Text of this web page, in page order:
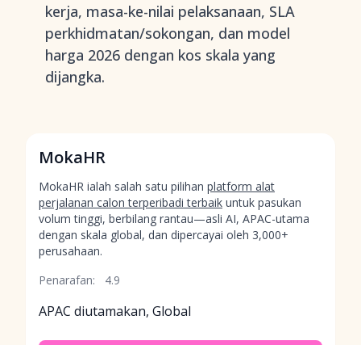
kerja, masa-ke-nilai pelaksanaan, SLA
perkhidmatan/sokongan, dan model
harga 2026 dengan kos skala yang
dijangka.
MokaHR
MokaHR ialah salah satu pilihan platform alat
perjalanan calon terperibadi terbaik untuk pasukan
volum tinggi, berbilang rantau—asli AI, APAC-utama
dengan skala global, dan dipercayai oleh 3,000+
perusahaan.
Penarafan:
4.9
APAC diutamakan, Global